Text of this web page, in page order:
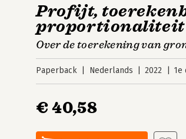
Profijt,
proportionaliteit
Over de toerekening van
Paperback Nederlands 2022 1e
€ 40,58